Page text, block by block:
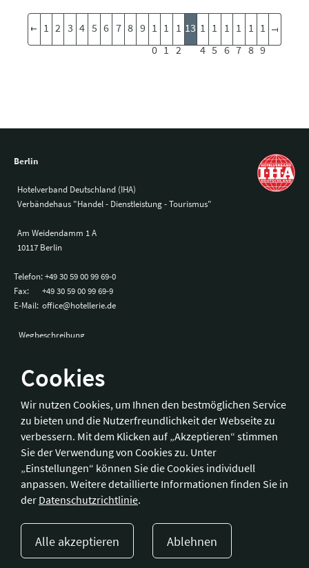
Cookies
Wir nutzen Cookies, um Ihnen den bestmöglichen Service
zu bieten und die Nutzerfreundlichkeit der Webseite zu
verbessern. Mit dem Klicken auf „Akzeptieren“ stimmen
Sie der Verwendung von Cookies zu. Unter
„Einstellungen“ können Sie die Cookies individuell
anpassen. Weitere detaillierte Informationen finden Sie in
der Datenschutzrichtlinie.
Alle akzeptieren Ablehnen
1 2 3 4 5 6 7 8 9 1
0
1
1
1
2
13 1
4
1
5
1
6
1
7
1
8
1
9
Berlin
Hotelverband Deutschland (IHA)
Verbändehaus "Handel - Dienstleistung - Tourismus"
Am Weidendamm 1 A
10117 Berlin
Telefon:+49 30 59 00 99 69-0
Fax:
+49 30 59 00 99 69-9
E-Mail: office@hotellerie.de
Wegbeschreibung
Hotelverband Deutschland (IHA) / IHA-Service GmbH
Kronprinzenstraße 37
53173 Bonn
Telefon:
Fax:
+49 228 92 39 29-9
E-Mail:bonn@hotellerie.de
Wegbeschreibung